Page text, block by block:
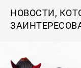
НОВОСТИ,